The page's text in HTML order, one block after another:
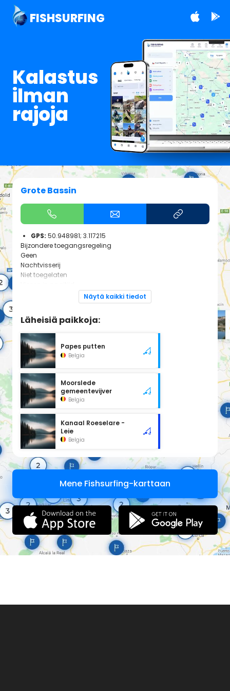
FISHSURFING
Kalastus
ilman
rajoja
Grote Bassin
GPS: 50.948981; 3.117215
Bijzondere toegangsregeling
Geen
Nachtvisserij
Niet toegelaten
Näytä kaikki tiedot
Läheisiä paikkoja:
Papes putten
Belgia
Moorslede
gemeentevijver
Belgia
Kanaal Roeselare -
Leie
Belgia
Mene Fishsurfing-karttaan